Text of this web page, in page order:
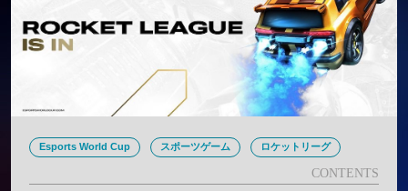
Esports World Cup スポーツゲーム ロケットリーグ